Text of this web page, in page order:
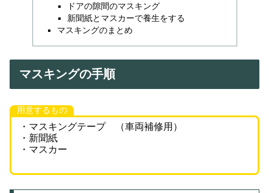
ドアの隙間のマスキング
新聞紙とマスカーで養生をする
マスキングのまとめ
マスキングの手順
用意するもの
・マスキングテープ （車両補修用）
・新聞紙
・マスカー